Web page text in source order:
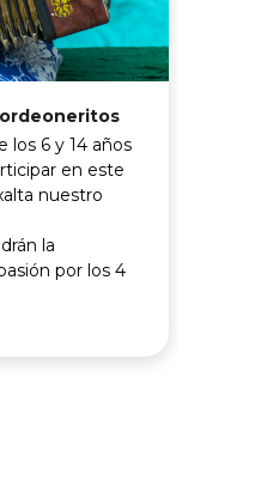
los 6 y 14 años
en este
nuestro
la
por los 4